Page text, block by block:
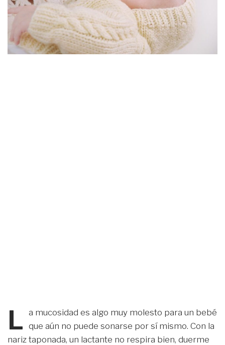
L
a mucosidad es algo muy molesto para un bebé
que aún no puede sonarse por sí mismo. Con la
nariz taponada, un lactante no respira bien, duerme